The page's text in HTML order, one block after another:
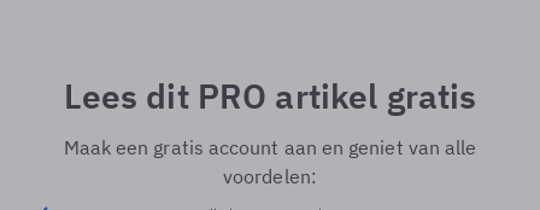
Lees dit PRO artikel gratis
Maak een gratis account aan en geniet van alle
voordelen: